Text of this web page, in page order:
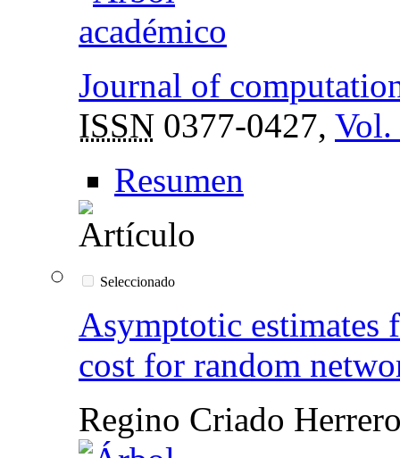
Journal of
ISSN 0377-0427, Vol.
Resumen
Seleccionado
Asymptotic
cost for random
Regino Criado